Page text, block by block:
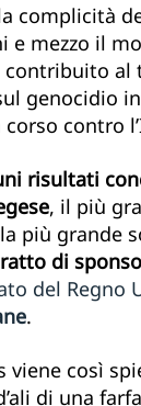
complicità
e mezzo il
al
genocidio
contro
risultati
, il più
più grande
di
del Regno
.
viene così
di una